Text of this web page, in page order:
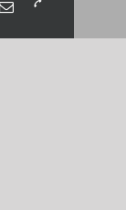
EmailTelefono